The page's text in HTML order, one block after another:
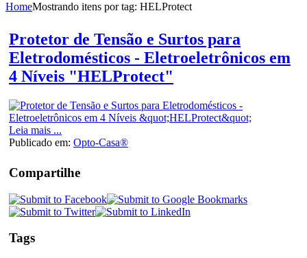
HomeMostrando itens por tag: HELProtect
Protetor de Tensão e Surtos para
Eletrodomésticos - Eletroeletrônicos em
4 Níveis "HELProtect"
Leia mais ...
Publicado em: Opto-Casa®
Compartilhe
Tags